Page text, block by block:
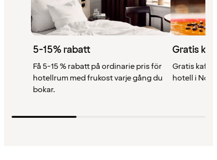
5-15% rabatt
Få 5-15 % rabatt på ordinarie pris för
hotellrum med frukost varje gång du
bokar.
Gratis
Gratis kaffe
hotell i